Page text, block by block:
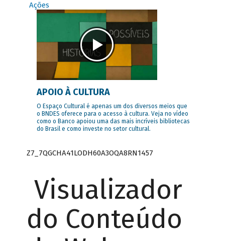
Ações
APOIO À CULTURA
O Espaço Cultural é apenas um dos diversos meios que
o BNDES oferece para o acesso à cultura. Veja no vídeo
como o Banco apoiou uma das mais incríveis bibliotecas
do Brasil e como investe no setor cultural.
Z7_7QGCHA41LODH60A3OQA8RN1457
Visualizador
do Conteúdo